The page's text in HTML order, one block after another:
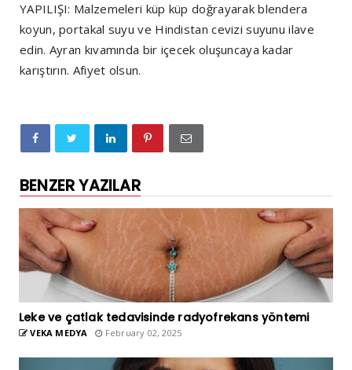
YAPILIŞI: Malzemeleri küp küp doğrayarak blendera
koyun, portakal suyu ve Hindistan cevizi suyunu ilave
edin. Ayran kıvamında bir içecek oluşuncaya kadar
karıştırın. Afiyet olsun.
BENZER YAZILAR
Leke ve çatlak tedavisinde radyofrekans yöntemi
VEKA MEDYA February 02, 2025